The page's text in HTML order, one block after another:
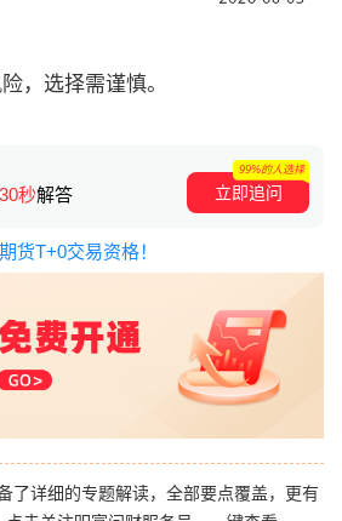
，选择需谨慎。
30秒解答 立即追问
99%的人选择
货T+0交易资格！
了详细的专题解读，全部要点覆盖，更有